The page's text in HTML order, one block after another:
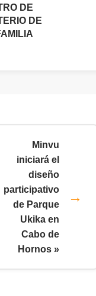
DE
DE
Minvu
iniciará el
diseño
participativo
de Parque
Ukika en
Cabo de
Hornos »